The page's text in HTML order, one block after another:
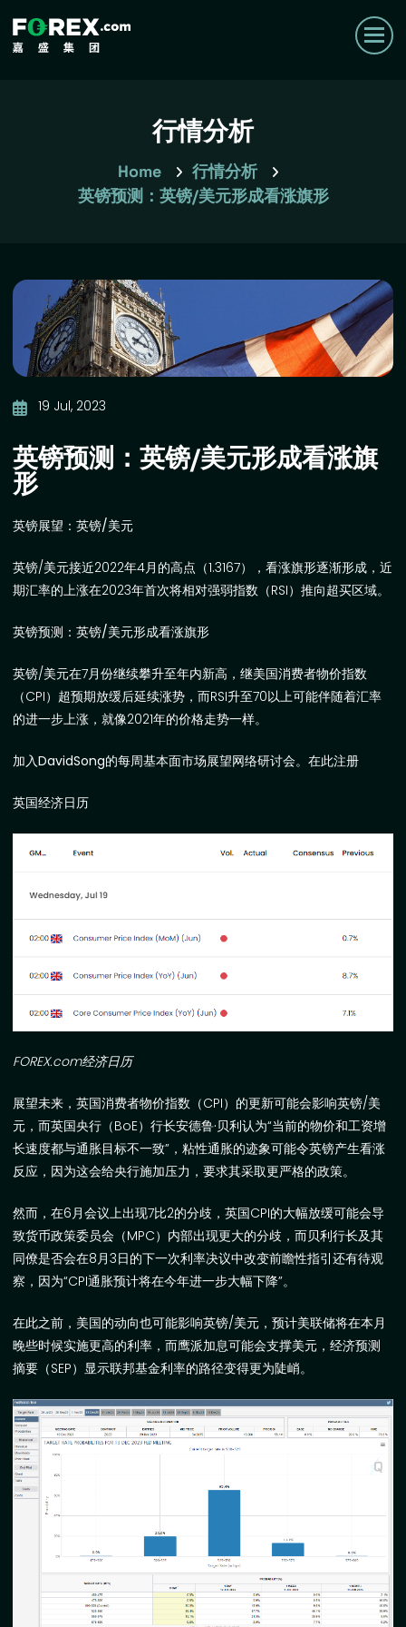
行情分析
Home
行情分析
英镑预测：英镑/美元形成看涨旗形
19 Jul, 2023
英镑预测：英镑/美元形成看涨旗
形
英镑展望：英镑/美元
英镑/美元接近2022年4月的高点（1.3167），看涨旗形逐渐形成，近
期汇率的上涨在2023年首次将相对强弱指数（RSI）推向超买区域。
英镑预测：英镑/美元形成看涨旗形
英镑/美元在7月份继续攀升至年内新高，继美国消费者物价指数
（CPI）超预期放缓后延续涨势，而RSI升至70以上可能伴随着汇率
的进一步上涨，就像2021年的价格走势一样。
加入DavidSong的每周基本面市场展望网络研讨会。在此注册
英国经济日历
FOREX.com经济日历
展望未来，英国消费者物价指数（CPI）的更新可能会影响英镑/美
元，而英国央行（BoE）行长安德鲁·贝利认为“当前的物价和工资增
长速度都与通胀目标不一致” ，粘性通胀的迹象可能令英镑产生看涨
反应，因为这会给央行施加压力，要求其采取更严格的政策。
然而，在6月会议上出现7比2的分歧，英国CPI的大幅放缓可能会导
致货币政策委员会（MPC）内部出现更大的分歧，而贝利行长及其
同僚是否会在8月3日的下一次利率决议中改变前瞻性指引还有待观
察，因为“CPI通胀预计将在今年进一步大幅下降”。
在此之前，美国的动向也可能影响英镑/美元，预计美联储将在本月
晚些时候实施更高的利率，而鹰派加息可能会支撑美元，经济预测
摘要（SEP）显示联邦基金利率的路径变得更为陡峭。